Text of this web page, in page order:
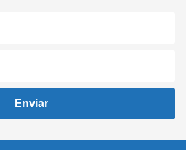
Enviar